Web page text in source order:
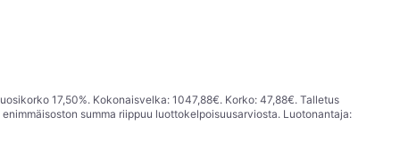
17,50%. Kokonaisvelka: 1047,88€. Korko: 47,88€. Talletus
summa riippuu luottokelpoisuusarviosta. Luotonantaja: